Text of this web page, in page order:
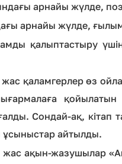
арнайы жүлде,
арнайы жүлде,
қалыптастыру
қаламгерлер өз
Сондай-ақ,
ұсыныстар айтылды.
жас ақын-жазушылар